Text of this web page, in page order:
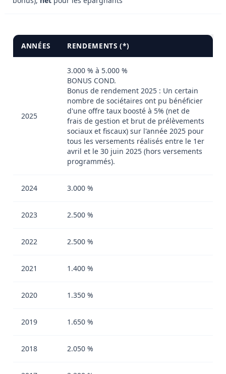
ANNÉES RENDEMENTS (*)
2025
3.000 % à 5.000 %
BONUS COND.
Bonus de rendement 2025 : Un certain
nombre de sociétaires ont pu bénéficier
d'une offre taux boosté à 5% (net de
frais de gestion et brut de prélèvements
sociaux et fiscaux) sur l'année 2025 pour
tous les versements réalisés entre le 1er
avril et le 30 juin 2025 (hors versements
programmés).
2024 3.000 %
2023 2.500 %
2022 2.500 %
2021 1.400 %
2020 1.350 %
2019 1.650 %
2018 2.050 %